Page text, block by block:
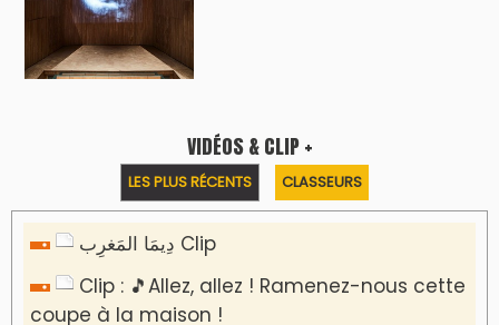
VIDÉOS & CLIP +
LES PLUS RÉCENTS CLASSEURS
دِيمَا المَغرِب Clip
Clip : 🎵Allez, allez ! Ramenez-nous cette
coupe à la maison !